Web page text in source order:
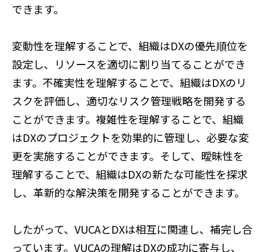
できます。
変動性を理解することで、組織はDXの優先順位を
設定し、リソースを適切に割り当てることができ
ます。不確実性を理解することで、組織はDXのリ
スクを評価し、適切なリスク管理戦略を開発する
ことができます。複雑性を理解することで、組織
はDXのプロジェクトを効果的に管理し、必要な変
更を実施することができます。そして、曖昧性を
理解することで、組織はDXの新たな可能性を探求
し、革新的な解決策を開発することができます。
したがって、VUCAとDXは相互に関連し、補完し合
っています。VUCAの理解はDXの成功に寄与し、